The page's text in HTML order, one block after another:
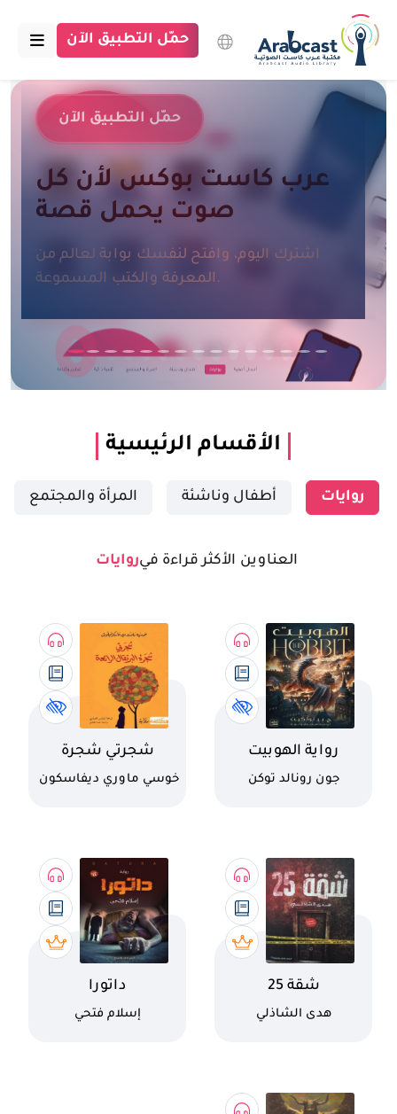
الرئيسية
الاقسام
مقالات
تبرع للمكتبة
حمّل التطبيق الآن
حمّل التطبيق الآن
عرب كاست بوكس لأن كل
صوت يحمل قصة
اشترك اليوم، وافتح لنفسك بوابة لعالم من
المعرفة والكتب المسموعة.
الأقسام الرئيسية
روايات أطفال وناشئة المرأة والمجتمع
العناوين الأكثر قراءة فيروايات
اسم الكتاب
رواية الهوبيت
كاتب
جون رونالد توكن
اسم الكتاب
شجرتي شجرة
البرتقال الرائعةكاتب
خوسي ماوري ديفاسكون
اسم الكتاب
شقة 25
كاتب
هدى الشاذلي
اسم الكتاب
داتورا
كاتب
إسلام فتحي